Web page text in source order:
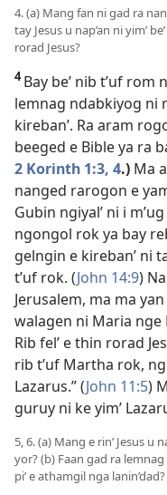
4. (a) Mang fan ni gad ra
tay Jesus u nap’an ni yim’
rorad Jesus?
4Bay be’ nib t’uf rom
lemnag ndabkiyog ni
kireban’. Ra aram
beeged e Bible ya ra
2 Korinth 1:3, 4.) Ma
nanged rarogon e
Gubin ngiyal’ ni i
ngongol rok ya bay
gelngin e kireban’ ni
t’uf rok. (John 14:9)
Jerusalem, ma ma
walagen ni Maria nge
Rib fel’ e thin rorad
rib t’uf Martha rok,
Lazarus.” (John 11:5)
guruy ni ke yim’
5, 6. (a) Mang e rin’ Jesus u
yor? (b) Faan gad ra
pi’ e athamgil nga lanin’dad?